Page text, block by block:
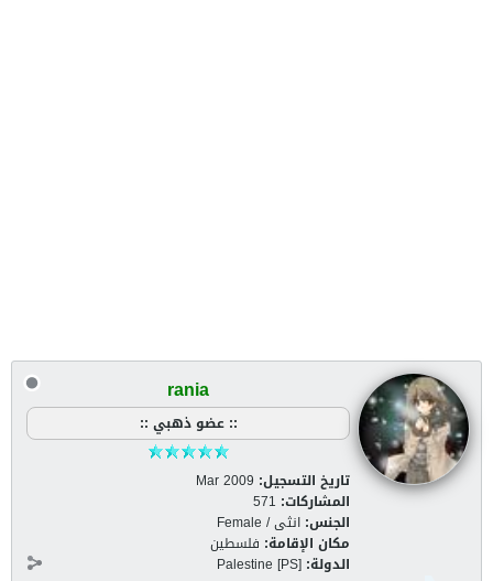
rania
:: عضو ذهبي ::
تاريخ التسجيل: Mar 2009
المشاركات: 571
الجنس: انثى / Female
مكان الإقامة: فلسطين
الدولة: Palestine [PS]